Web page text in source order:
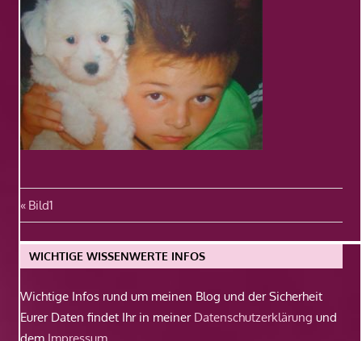
Beitragsnavigation
Vorheriger
Beitrag:
Bild1
WICHTIGE WISSENWERTE INFOS
Wichtige Infos rund um meinen Blog und der Sicherheit
Eurer Daten findet Ihr in meiner Datenschutzerklärung und